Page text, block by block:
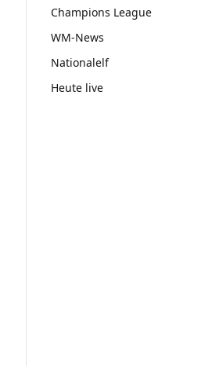
Champions League
WM-News
Nationalelf
Heute live